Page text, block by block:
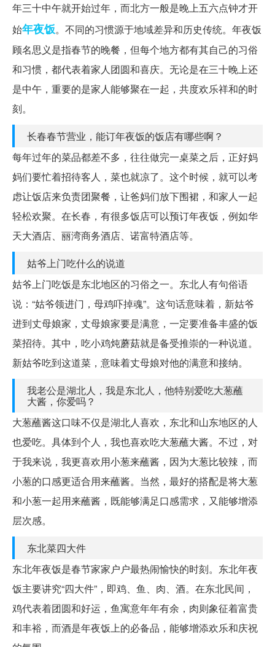
年三十中午就开始过年，而北方一般是晚上五六点钟才开
始年夜饭。不同的习惯源于地域差异和历史传统。年夜饭
顾名思义是指春节的晚餐，但每个地方都有其自己的习俗
和习惯，都代表着家人团圆和喜庆。无论是在三十晚上还
是中午，重要的是家人能够聚在一起，共度欢乐祥和的时
刻。
长春春节营业，能订年夜饭的饭店有哪些啊？
每年过年的菜品都差不多，往往做完一桌菜之后，正好妈
妈们要忙着招待客人，菜也就凉了。这个时候，就可以考
虑让饭店来负责团聚餐，让爸妈们放下围裙，和家人一起
轻松欢聚。在长春，有很多饭店可以预订年夜饭，例如华
天大酒店、丽湾商务酒店、诺富特酒店等。
姑爷上门吃什么的说道
姑爷上门吃饭是东北地区的习俗之一。东北人有句俗语
说：“姑爷领进门，母鸡吓掉魂”。这句话意味着，新姑爷
进到丈母娘家，丈母娘家要是满意，一定要准备丰盛的饭
菜招待。其中，吃小鸡炖蘑菇就是备受推崇的一种说道。
新姑爷吃到这道菜，意味着丈母娘对他的满意和接纳。
我老公是湖北人，我是东北人，他特别爱吃大葱蘸
大酱，你爱吗？
大葱蘸酱这口味不仅是湖北人喜欢，东北和山东地区的人
也爱吃。具体到个人，我也喜欢吃大葱蘸大酱。不过，对
于我来说，我更喜欢用小葱来蘸酱，因为大葱比较辣，而
小葱的口感更适合用来蘸酱。当然，最好的搭配是将大葱
和小葱一起用来蘸酱，既能够满足口感需求，又能够增添
层次感。
东北菜四大件
东北年夜饭是春节家家户户最热闹愉快的时刻。东北年夜
饭主要讲究“四大件”，即鸡、鱼、肉、酒。在东北民间，
鸡代表着团圆和好运，鱼寓意年年有余，肉则象征着富贵
和丰裕，而酒是年夜饭上的必备品，能够增添欢乐和庆祝